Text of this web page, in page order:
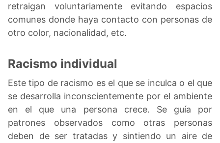
retraigan voluntariamente evitando espacios
comunes donde haya contacto con personas de
otro color, nacionalidad, etc.
Racismo individual
Este tipo de racismo es el que se inculca o el que
se desarrolla inconscientemente por el ambiente
en el que una persona crece. Se guía por
patrones observados como otras personas
deben de ser tratadas y sintiendo un aire de